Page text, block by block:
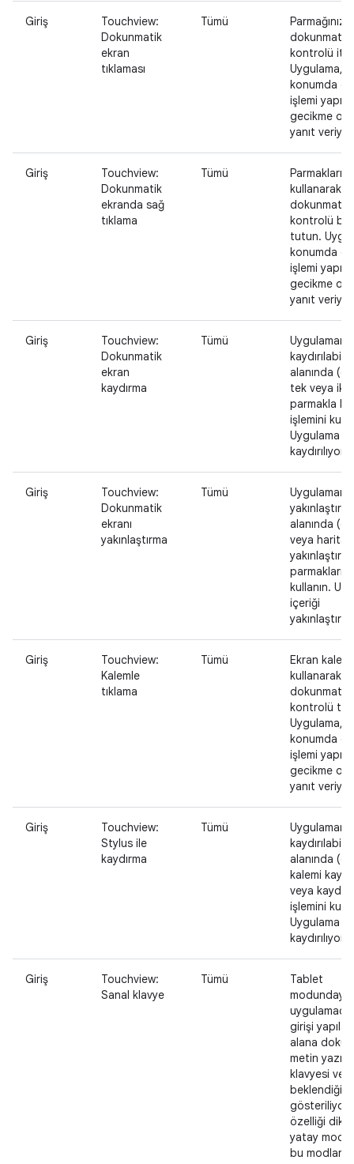
Giriş
Touchview:
Dokunmatik
ekran
tıklaması
Tümü
Parmağınızla
dokunmatik
kontrolü
Uygulama, o
konumda
işlemi
gecikme
yanıt
Giriş
Touchview:
Dokunmatik
ekranda sağ
tıklama
Tümü
kullanarak
dokunmatik
kontrolü
tutun.
konumda
işlemi
gecikme
yanıt
Giriş
Touchview:
Dokunmatik
ekran
kaydırma
Tümü
Uygulamanın
alanında
tek veya iki
parmakla
işlemini
Uygulama
kaydırılıyor.
Giriş
Touchview:
Dokunmatik
ekranı
yakınlaştırma
Tümü
Uygulamanın
alanında
veya harita)
kullanın.
içeriği
Giriş
Touchview:
Kalemle
tıklama
Tümü
Ekran kalemi
kullanarak
dokunmatik
kontrolü
Uygulama, o
konumda
işlemi
gecikme
yanıt
Giriş
Touchview:
Stylus ile
kaydırma
Tümü
Uygulamanın
alanında
kalemi
veya
işlemini
Uygulama
kaydırılıyor.
Giriş
Touchview:
Sanal klavye
Tümü
Tablet
girişi
alana
metin
klavyesi ve
beklendiği
gösteriliyor.
özelliği
yatay
bu modlar